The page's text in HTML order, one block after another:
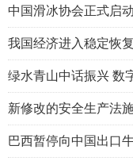
中国滑冰协会正式启
我国经济进入稳定恢
绿水青山中话振兴 数
新修改的安全生产法
巴西暂停向中国出口